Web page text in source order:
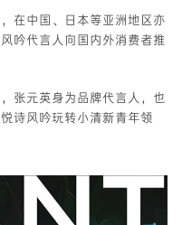
在中国、日本等亚洲地区亦
吟代言人向国内外消费者推
张元英身为品牌代言人，也
诗风吟玩转小清新青年领